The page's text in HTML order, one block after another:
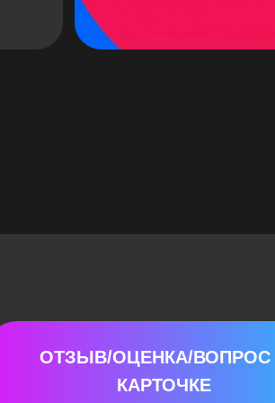
от 50 руб. / шт.